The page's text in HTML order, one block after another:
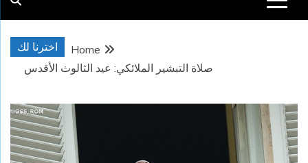
اخترنا لك
Home
صلاة التبشير الملائكي: عيد الثالوث الأقدس